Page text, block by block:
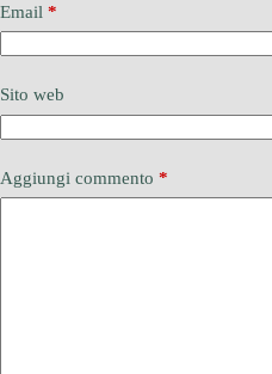
Email *
Sito web
Aggiungi commento *